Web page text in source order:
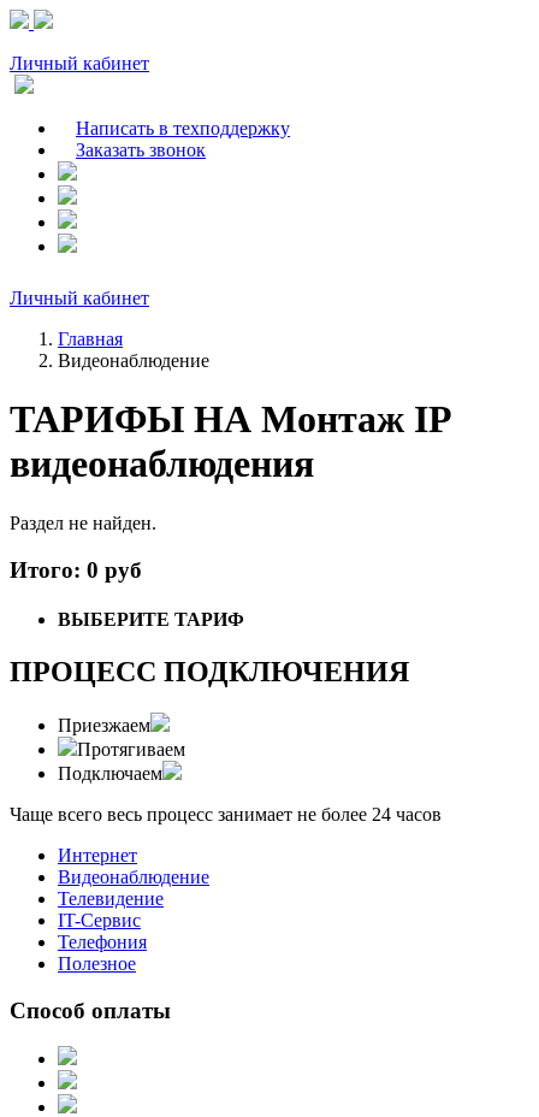
Личный кабинет
Написать в техподдержку
Заказать звонок
Личный кабинет
Главная
Видеонаблюдение
ТАРИФЫ НА Монтаж IP
видеонаблюдения
Раздел не найден.
Итого: 0 руб
ВЫБЕРИТЕ ТАРИФ
ПРОЦЕСС ПОДКЛЮЧЕНИЯ
Приезжаем
Протягиваем
Подключаем
Чаще всего весь процесс занимает не более 24 часов
Интернет
Видеонаблюдение
Телевидение
IT-Сервис
Телефония
Полезное
Способ оплаты